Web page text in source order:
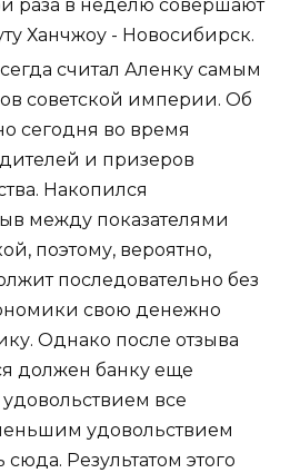
раза в неделю совершают
Ханчжоу - Новосибирск.
считал Аленку самым
советской империи. Об
сегодня во время
и призеров
Накопился
между показателями
поэтому, вероятно,
последовательно без
свою денежно
Однако после отзыва
должен банку еще
все
удовольствием
Результатом этого